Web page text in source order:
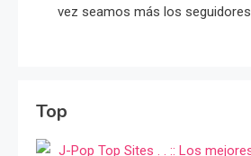
vez seamos más los
Top